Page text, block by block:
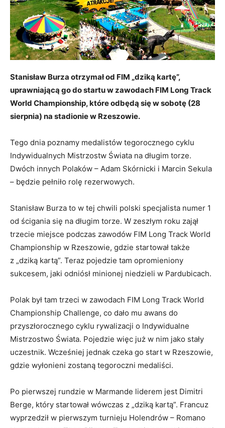
Stanisław Burza otrzymał od FIM „dziką kartę”,
uprawniającą go do startu w zawodach FIM Long Track
World Championship, które odbędą się w sobotę (28
sierpnia) na stadionie w Rzeszowie.
Tego dnia poznamy medalistów tegorocznego cyklu
Indywidualnych Mistrzostw Świata na długim torze.
Dwóch innych Polaków – Adam Skórnicki i Marcin Sekula
– będzie pełniło rolę rezerwowych.
Stanisław Burza to w tej chwili polski specjalista numer 1
od ścigania się na długim torze. W zeszłym roku zajął
trzecie miejsce podczas zawodów FIM Long Track World
Championship w Rzeszowie, gdzie startował także
z „dziką kartą”. Teraz pojedzie tam opromieniony
sukcesem, jaki odniósł minionej niedzieli w Pardubicach.
Polak był tam trzeci w zawodach FIM Long Track World
Championship Challenge, co dało mu awans do
przyszłorocznego cyklu rywalizacji o Indywidualne
Mistrzostwo Świata. Pojedzie więc już w nim jako stały
uczestnik. Wcześniej jednak czeka go start w Rzeszowie,
gdzie wyłonieni zostaną tegoroczni medaliści.
Po pierwszej rundzie w Marmande liderem jest Dimitri
Berge, który startował wówczas z „dziką kartą”. Francuz
wyprzedził w pierwszym turnieju Holendrów – Romano